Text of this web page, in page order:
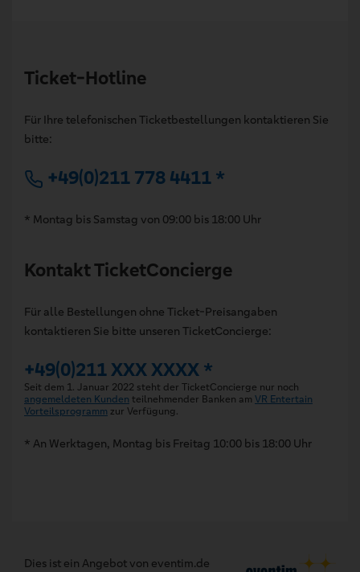
Ticket-Hotline
Für Ihre telefonischen Ticketbestellungen kontaktieren Sie
bitte:
+49(0)211 778 4411 *
* Montag bis Samstag von 09:00 bis 18:00 Uhr
Kontakt TicketConcierge
Für alle Bestellungen ohne Ticket-Preisangaben
kontaktieren Sie bitte unseren TicketConcierge:
+49(0)211 XXX XXXX *
Seit dem 1. Januar 2022 steht der TicketConcierge nur noch
angemeldeten Kunden teilnehmender Banken am VR Entertain
Vorteilsprogramm zur Verfügung.
* An Werktagen, Montag bis Freitag 10:00 bis 18:00 Uhr
Dies ist ein Angebot von eventim.de